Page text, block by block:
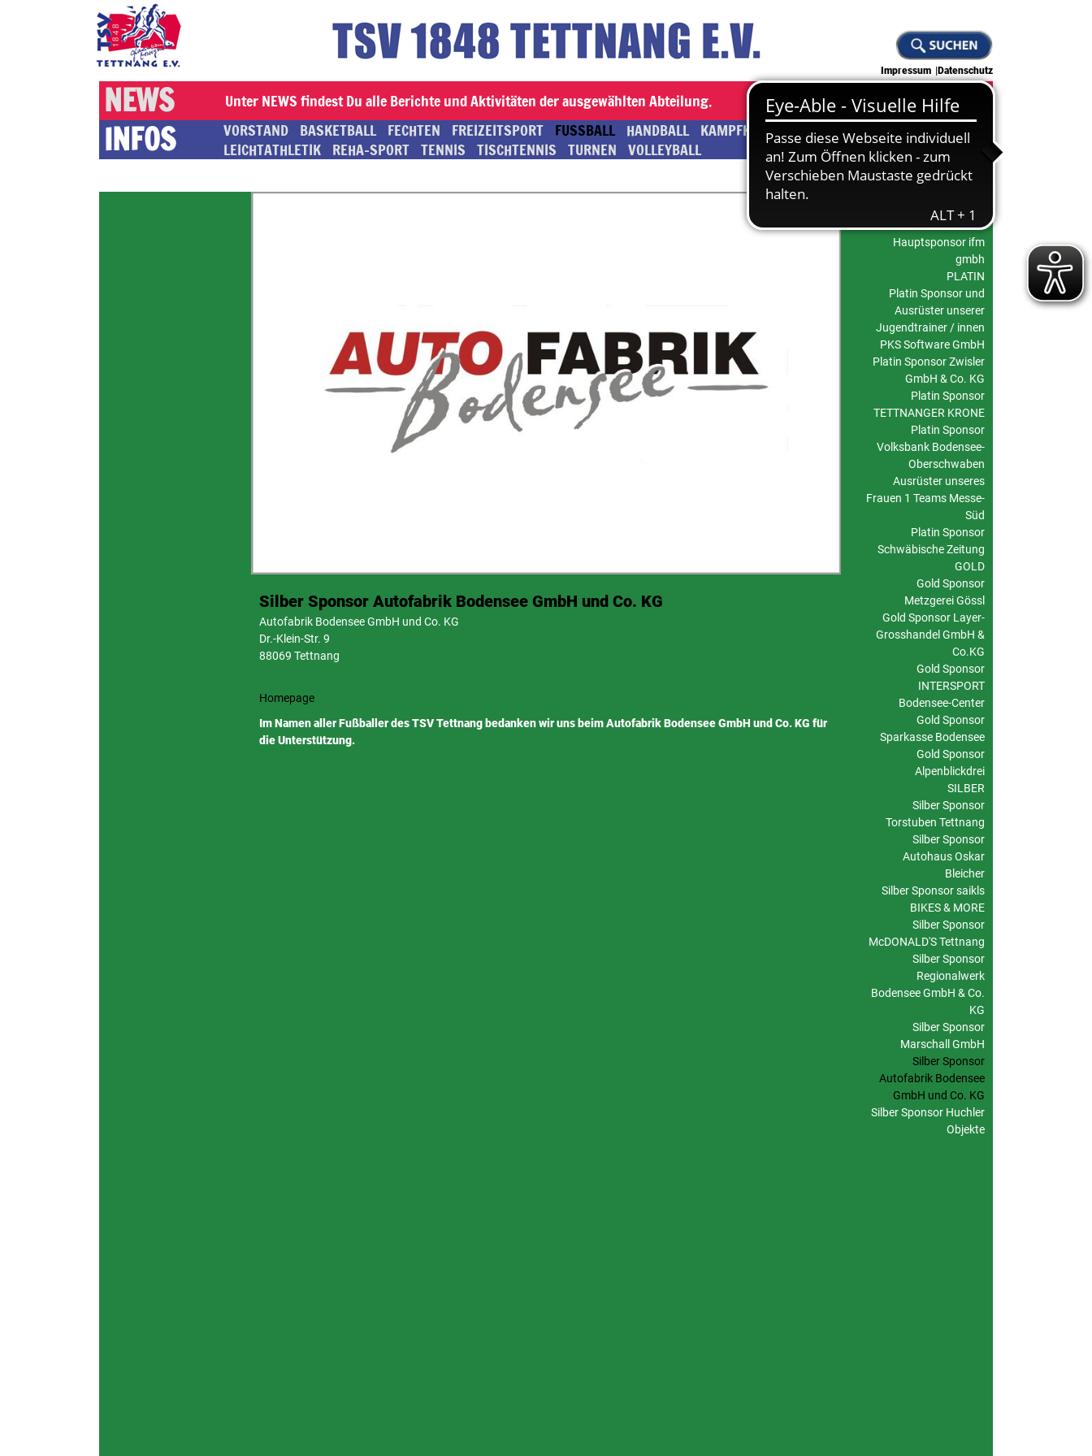
Impressum Datenschutz
NEWS Unter NEWS findest Du alle Berichte und Aktivitäten der ausgewählten Abteilung.
INFOS VORSTAND BASKETBALL FECHTEN FREIZEITSPORT FUSSBALL HANDBALL KAMPFKUNST JUDO
KLETTERN
LEICHTATHLETIK REHA-SPORT TENNIS TISCHTENNIS TURNEN VOLLEYBALL
Silber Sponsor Autofabrik Bodensee GmbH und Co. KG
Autofabrik Bodensee GmbH und Co. KG
Dr.-Klein-Str. 9
88069 Tettnang
Homepage
Im Namen aller Fußballer des TSV Tettnang bedanken wir uns beim Autofabrik Bodensee GmbH und Co. KG für
die Unterstützung.
HAUPTSPONSOR DER
FUSSBALLABTEILUNG
Hauptsponsor ifm
gmbh
PLATIN
Platin Sponsor und
Ausrüster unserer
Jugendtrainer / innen
PKS Software GmbH
Platin Sponsor Zwisler
GmbH & Co. KG
Platin Sponsor
TETTNANGER KRONE
Platin Sponsor
Volksbank Bodensee-
Oberschwaben
Ausrüster unseres
Frauen 1 Teams Messe-
Süd
Platin Sponsor
Schwäbische Zeitung
GOLD
Gold Sponsor
Metzgerei Gössl
Gold Sponsor Layer-
Grosshandel GmbH &
Co.KG
Gold Sponsor
INTERSPORT
Bodensee-Center
Gold Sponsor
Sparkasse Bodensee
Gold Sponsor
Alpenblickdrei
SILBER
Silber Sponsor
Torstuben Tettnang
Silber Sponsor
Autohaus Oskar
Bleicher
Silber Sponsor saikls
BIKES & MORE
Silber Sponsor
McDONALD'S Tettnang
Silber Sponsor
Regionalwerk
Bodensee GmbH & Co.
KG
Silber Sponsor
Marschall GmbH
Silber Sponsor
Autofabrik Bodensee
GmbH und Co. KG
Silber Sponsor Huchler
Objekte